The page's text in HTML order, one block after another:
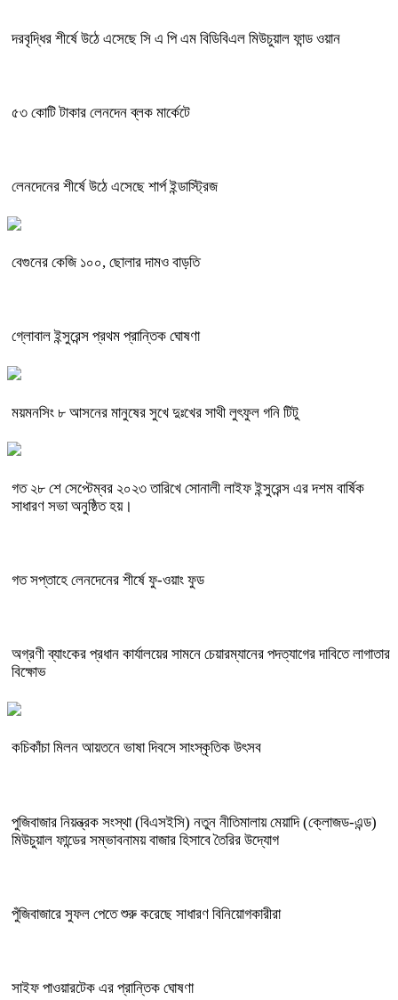
দরবৃদ্ধির শীর্ষে উঠে এসেছে সি এ পি এম বিডিবিএল মিউচুয়াল ফান্ড ওয়ান
৫৩ কোটি টাকার লেনদেন ব্লক মার্কেটে
লেনদেনের শীর্ষে উঠে এসেছে শার্প ইন্ডাস্ট্রিজ
বেগুনের কেজি ১০০, ছোলার দামও বাড়তি
গ্লোবাল ইন্সুরেন্স প্রথম প্রান্তিক ঘোষণা
ময়মনসিং ৮ আসনের মানুষের সুখে দুঃখের সাথী লুৎফুল গনি টিটু
গত ২৮ শে সেপ্টেম্বর ২০২৩ তারিখে সোনালী লাইফ ইন্সুরেন্স এর দশম বার্ষিক
সাধারণ সভা অনুষ্ঠিত হয়।
গত সপ্তাহে লেনদেনের শীর্ষে ফু-ওয়াং ফুড
অগ্রণী ব্যাংকের প্রধান কার্যালয়ের সামনে চেয়ারম্যানের পদত্যাগের দাবিতে লাগাতার
বিক্ষোভ
কচিকাঁচা মিলন আয়তনে ভাষা দিবসে সাংস্কৃতিক উৎসব
পুজিবাজার নিয়ন্ত্রক সংস্থা (বিএসইসি) নতুন নীতিমালায় মেয়াদি (ক্লোজড-এন্ড)
মিউচুয়াল ফান্ডের সম্ভাবনাময় বাজার হিসাবে তৈরির উদ্যোগ
পুঁজিবাজারে সুফল পেতে শুরু করেছে সাধারণ বিনিয়োগকারীরা
সাইফ পাওয়ারটেক এর প্রান্তিক ঘোষণা